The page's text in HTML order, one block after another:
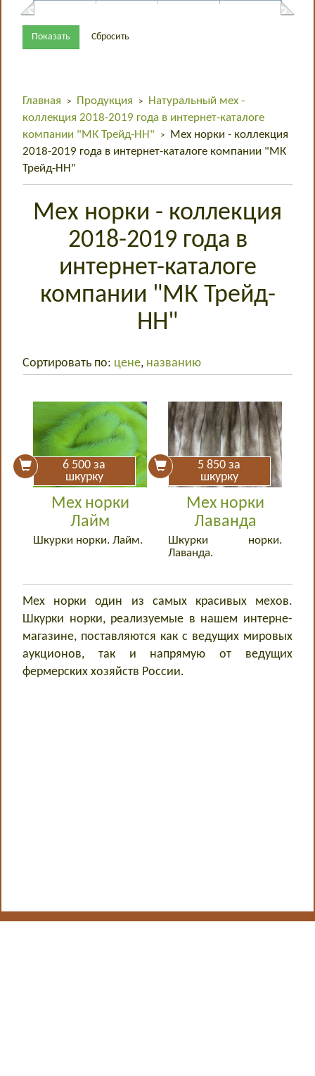
Главная > Продукция >
Натуральный мех -
коллекция 2018-2019 года в интернет-каталоге
компании "МК Трейд-НН"
>
Мех норки - коллекция
2018-2019 года в интернет-каталоге компании "МК
Трейд-НН"
Мех норки - коллекция
2018-2019 года в
интернет-каталоге
компании "МК Трейд-
НН"
Сортировать по: цене, названию
6 500за
шкурку
Мех норки
Лайм
Шкурки норки. Лайм.
5 850за
шкурку
Мех норки
Лаванда
Шкурки норки.
Лаванда.
Мех норки один из самых красивых мехов.
Шкурки норки, реализуемые в нашем интерне-
магазине, поставляются как с ведущих мировых
аукционов, так и напрямую от ведущих
фермерских хозяйств России.